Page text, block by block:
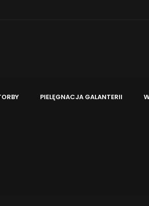
PIELĘGNACJA GALANTERII